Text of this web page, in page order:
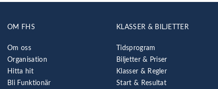
OM FHS
Om oss
Organisation
Hitta hit
Bli Funktionär
KLASSER & BILJETTER
Tidsprogram
Biljetter & Priser
Klasser & Regler
Start & Resultat